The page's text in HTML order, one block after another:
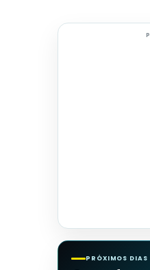
PRÓXIMOS DIAS